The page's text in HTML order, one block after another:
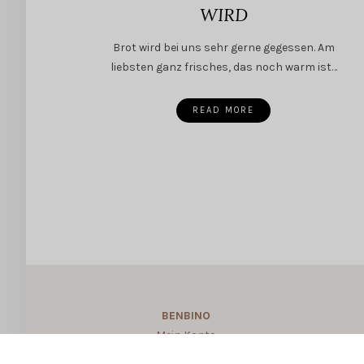
WIRD
Brot wird bei uns sehr gerne gegessen. Am
liebsten ganz frisches, das noch warm ist…
READ MORE
BENBINO
Mein Konto